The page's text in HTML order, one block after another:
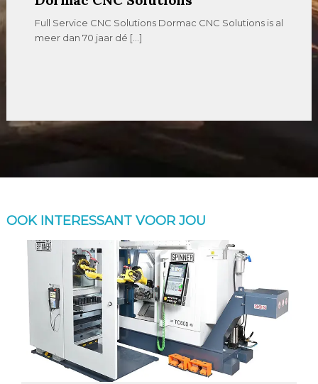
Full Service CNC Solutions Dormac CNC Solutions is al
meer dan 70 jaar dé […]
OOK INTERESSANT VOOR JOU